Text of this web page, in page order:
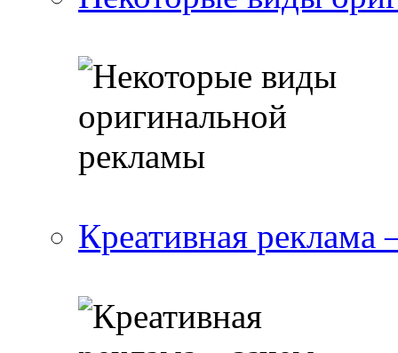
Креативная реклама